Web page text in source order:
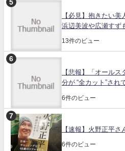
【必見】抱きたい美
浜辺美波や広瀬すず
13件のビュー
【悲報】「オール
分が “全カット”され
6件のビュー
【速報】火野正平さ
6件のビュー